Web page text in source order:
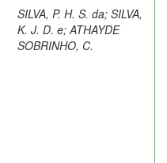
SILVA, P. H. S. da; SILVA,
K. J. D. e; ATHAYDE
SOBRINHO, C.